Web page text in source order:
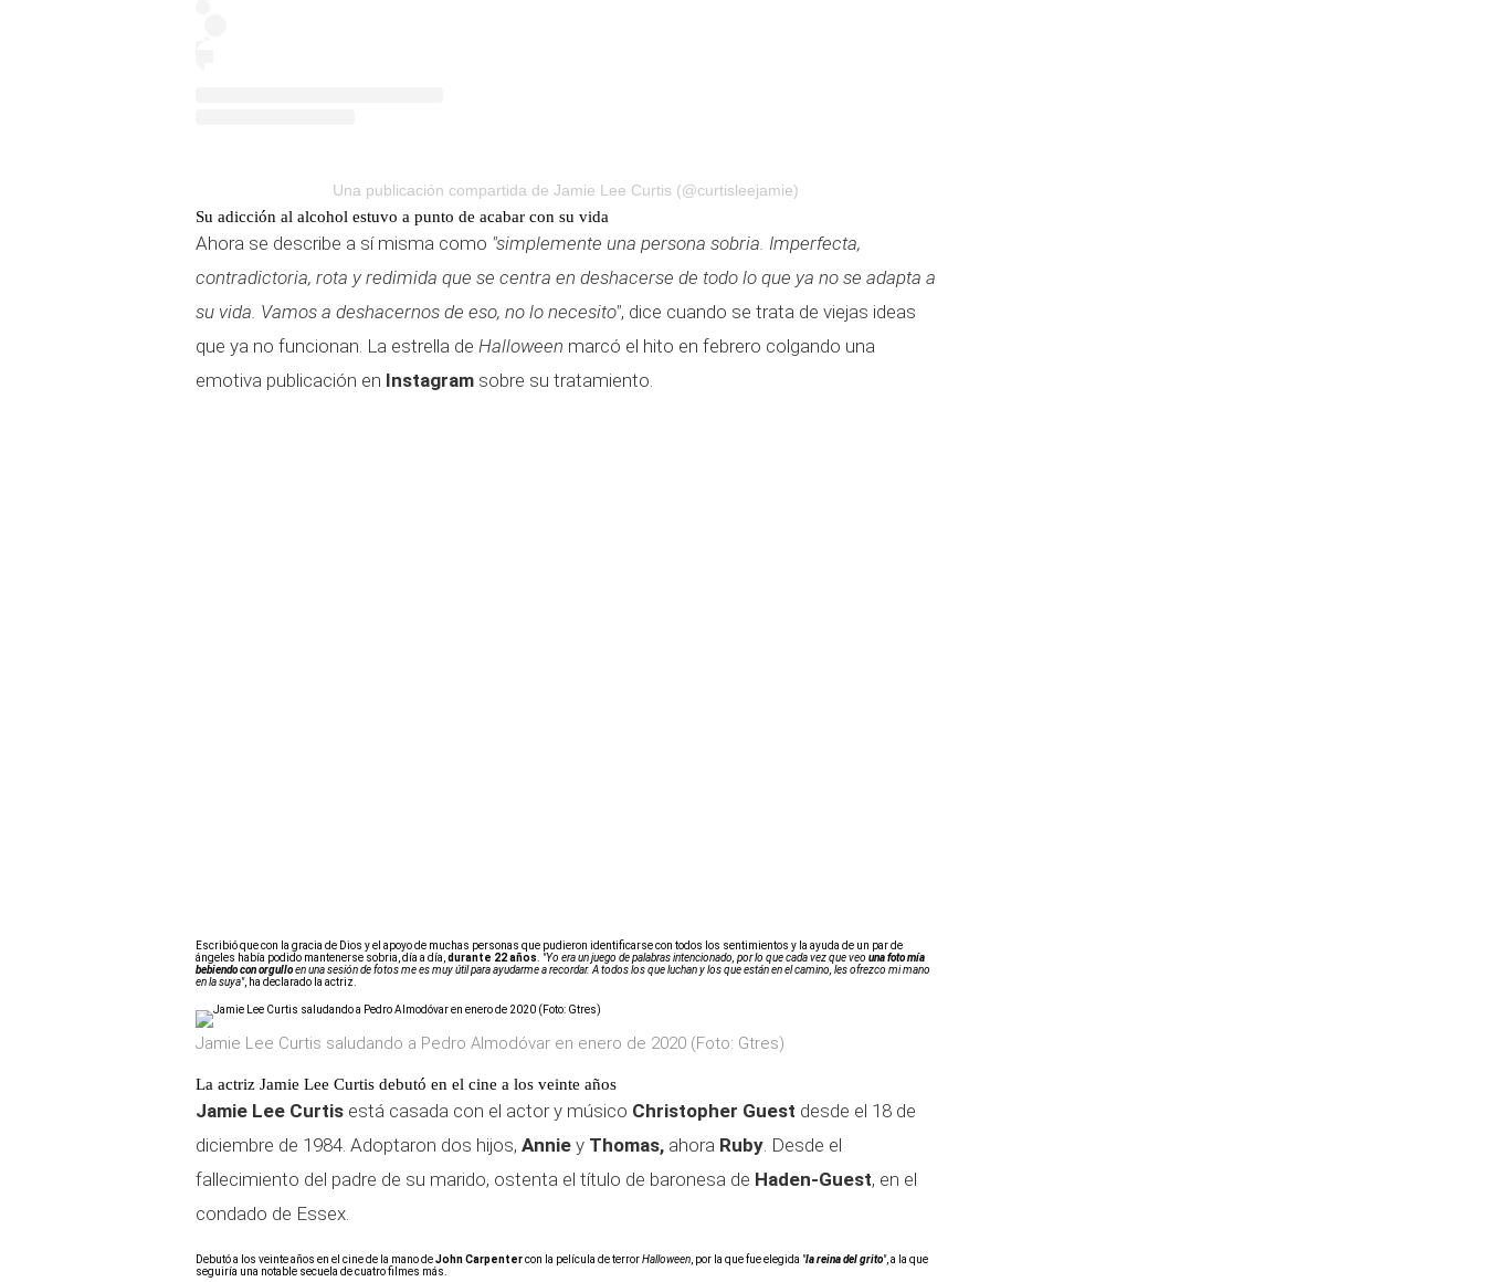
Una publicación compartida de Jamie Lee Curtis (@curtisleejamie)
Su adicción al alcohol estuvo a punto de acabar con su vida
Ahora se describe a sí misma como "simplemente una persona sobria. Imperfecta,
contradictoria, rota y redimida que se centra en deshacerse de todo lo que ya no se adapta a
su vida. Vamos a deshacernos de eso, no lo necesito", dice cuando se trata de viejas ideas
que ya no funcionan. La estrella de Halloween marcó el hito en febrero colgando una
emotiva publicación en Instagram sobre su tratamiento.
Escribió que con la gracia de Dios y el apoyo de muchas personas que pudieron identificarse con todos los sentimientos y la ayuda de un par de
ángeles había podido mantenerse sobria, día a día, durante 22 años "Yo era un juego de palabras intencionado, por lo que cada vez que veo una foto mía
bebiendo con orgulloen una sesión de fotos me es muy útil para ayudarme a recordar. A todos los que luchan y los que están en el camino, les ofrezco mi mano
en la suya", ha declarado la actriz.
Jamie Lee Curtis saludando a Pedro Almodóvar en enero de 2020 (Foto: Gtres)
La actriz Jamie Lee Curtis debutó en el cine a los veinte años
Jamie Lee Curtis está casada con el actor y músico Christopher Guest desde el 18 de
diciembre de 1984. Adoptaron dos hijos, Annie y Thomas, ahora Ruby . Desde el
fallecimiento del padre de su marido, ostenta el título de baronesa de Haden-Guest, en el
condado de Essex.
Debutó a los veinte años en el cine de la mano deJohn Carpentercon la película de terrorHalloween , por la que fue elegida "la reina del grito", a la que
seguiría una notable secuela de cuatro filmes más.